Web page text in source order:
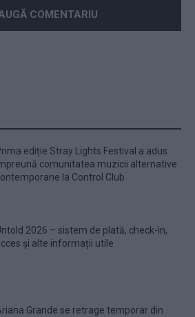
ediție Stray Lights Festival a adus
comunitatea muzicii alternative
la Control Club
2026 – sistem de plată, check-in,
și alte informații utile
Grande se retrage temporar din